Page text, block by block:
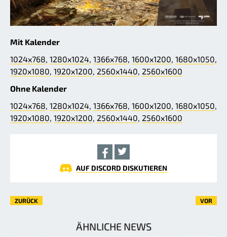
Mit Kalender
1024x768 1280x1024 1366x768 1600x1200 1680x1050
1920x1080 1920x1200 2560x1440 2560x1600
Ohne Kalender
1024x768 1280x1024 1366x768 1600x1200 1680x1050
1920x1080 1920x1200 2560x1440 2560x1600
AUF DISCORD DISKUTIEREN
ZURÜCK VOR
ÄHNLICHE NEWS